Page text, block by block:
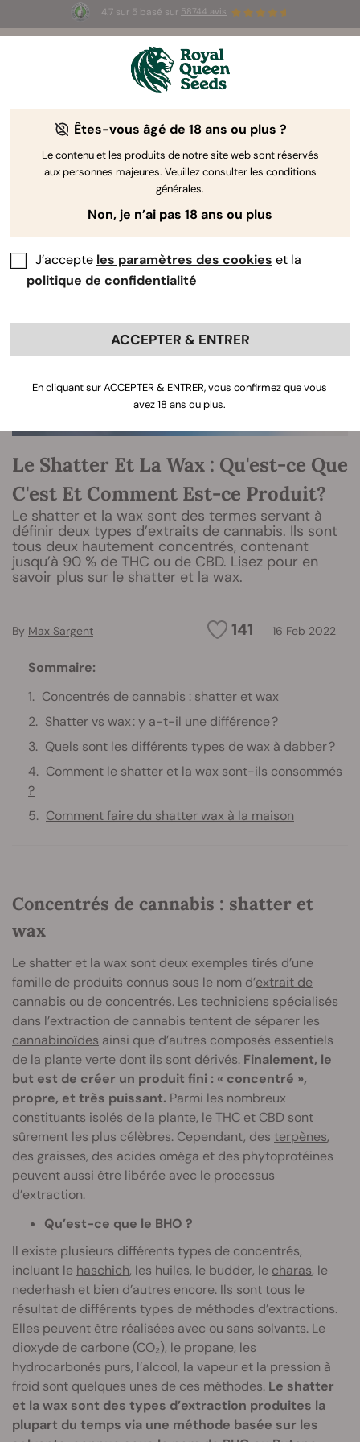
4.7 sur 5 basé sur 58744 avis
☀️ Summer Sales : jusqu'à -50 % sur
certains produits ! ⏤
The RQS Blog
Articles Cannabis Lifestyle
Le Shatter Et La Wax : Qu'est-ce Que
C'est Et Comment Est-ce Produit?
Le shatter et la wax sont des termes servant à
définir deux types d’extraits de cannabis. Ils sont
tous deux hautement concentrés, contenant
jusqu’à 90 % de THC ou de CBD. Lisez pour en
savoir plus sur le shatter et la wax.
141 16 Feb 2022
By Max Sargent
Sommaire:
Concentrés de cannabis : shatter et wax
Shatter vs wax : y a-t-il une différence ?
Quels sont les différents types de wax à dabber ?
Comment le shatter et la wax sont-ils consommés
?
Comment faire du shatter wax à la maison
Concentrés de cannabis : shatter et
wax
Le shatter et la wax sont deux exemples tirés d’une
famille de produits connus sous le nom d’extrait de
cannabis ou de concentrés. Les techniciens spécialisés
dans l’extraction de cannabis tentent de séparer les
cannabinoïdes ainsi que d’autres composés essentiels
de la plante verte dont ils sont dérivés. Finalement, le
but est de créer un produit fini : « concentré »,
propre, et très puissant. Parmi les nombreux
constituants isolés de la plante, leTHC et CBD sont
sûrement les plus célèbres. Cependant, des terpènes,
des graisses, des acides oméga et des phytoprotéines
peuvent aussi être libérée avec le processus
d’extraction.
Qu’est-ce que le BHO ?
Il existe plusieurs différents types de concentrés,
incluant le haschich, les huiles, le budder, le charas, le
nederhash et bien d’autres encore. Ils sont tous le
résultat de différents types de méthodes d’extractions.
Elles peuvent être réalisées avec ou sans solvants. Le
dioxyde de carbone (CO₂), le propane, les
hydrocarbonés purs, l’alcool, la vapeur et la pression à
froid sont quelques unes de ces méthodes. Le shatter
et la wax sont des types d’extraction produites la
plupart du temps via une méthode basée sur les
Êtes-vous âgé de 18 ans ou plus ?
Le contenu et les produits de notre site web sont réservés
aux personnes majeures. Veuillez consulter les conditions
générales.
Non, je n’ai pas 18 ans ou plus
J’accepte les paramètres des cookies et la
politique de confidentialité
ACCEPTER & ENTRER
En cliquant sur ACCEPTER & ENTRER, vous confirmez que vous
avez 18 ans ou plus.